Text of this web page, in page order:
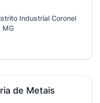
Industrial Coronel
MG
de Metais